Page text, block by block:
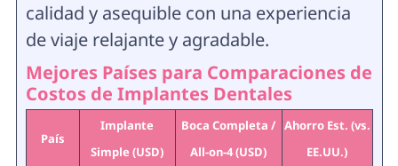
calidad y asequible con una experiencia
de viaje relajante y agradable.
Mejores Países para Comparaciones de
Costos de Implantes Dentales
País
Implante
Simple (USD)
Boca Completa /
All-on-4 (USD)
Ahorro Est. (vs.
EE.UU.)